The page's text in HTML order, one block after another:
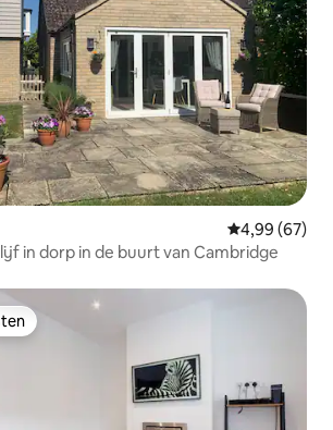
Gemiddelde
4,99 (67)
in dorp in de buurt van Cambridge